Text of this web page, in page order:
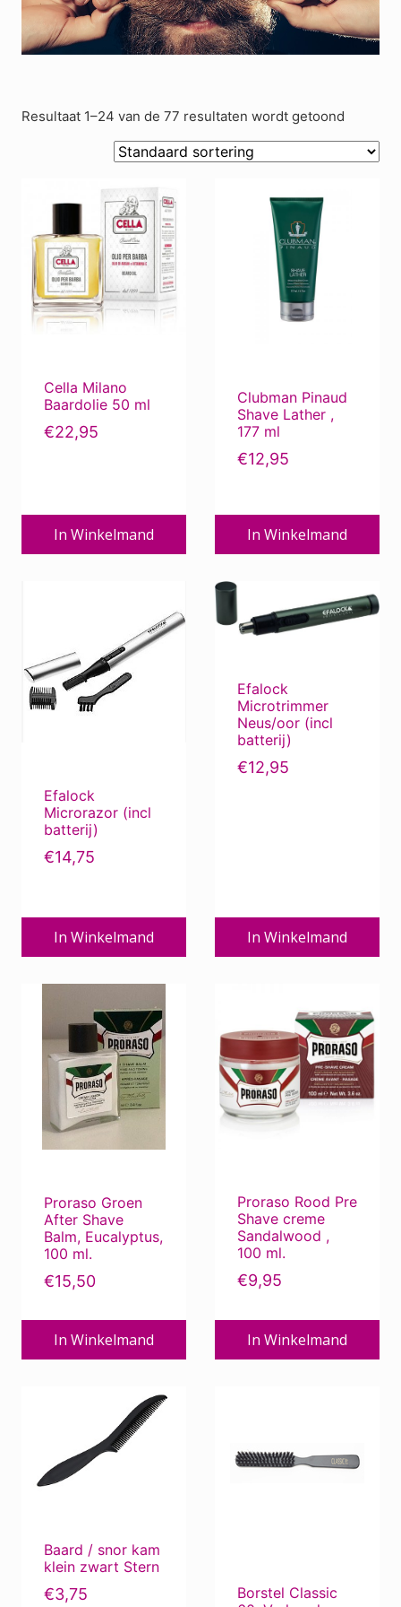
Min.
Max.
Resultaat 1–24 van de 77 resultaten wordt getoond
Cella Milano
Baardolie 50 ml
€22,95
In Winkelmand
Clubman Pinaud
Shave Lather ,
177 ml
€12,95
In Winkelmand
Efalock
Microrazor (incl
batterij)
€14,75
In Winkelmand
Efalock
Microtrimmer
Neus/oor (incl
batterij)
€12,95
In Winkelmand
Proraso Groen
After Shave
Balm, Eucalyptus,
100 ml.
€15,50
In Winkelmand
Proraso Rood Pre
Shave creme
Sandalwood ,
100 ml.
€9,95
In Winkelmand
Baard / snor kam
klein zwart Stern
€3,75
Borstel Classic